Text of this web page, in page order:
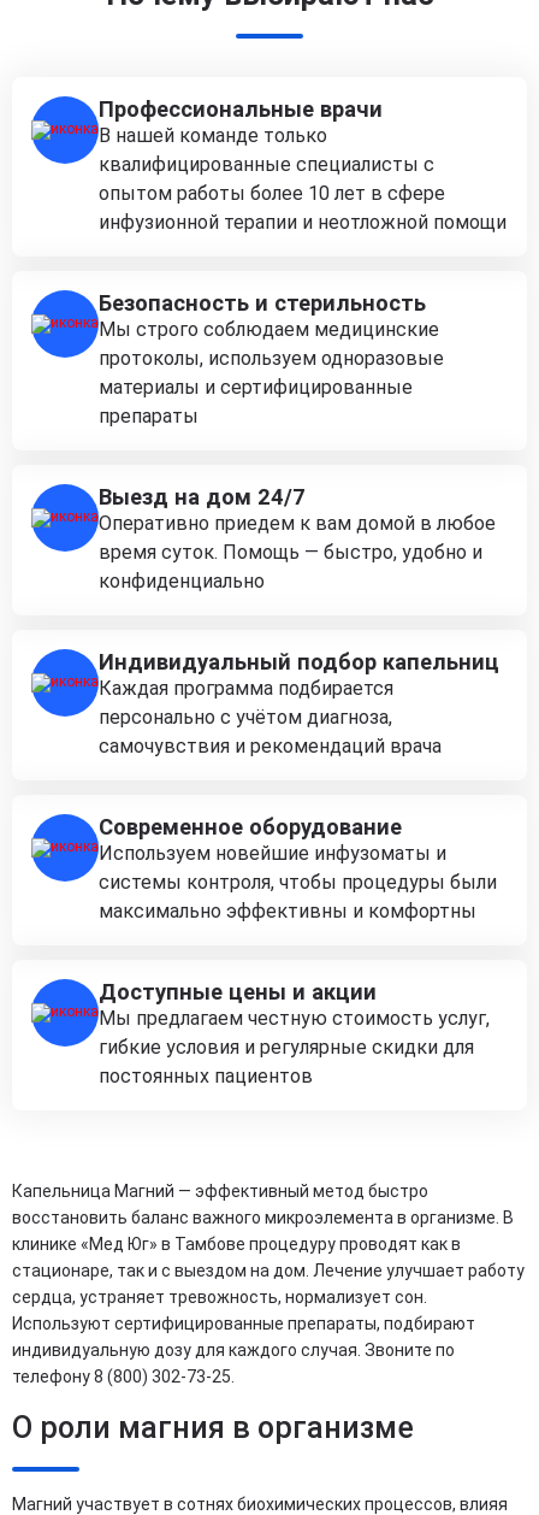
Профессиональные врачи
В нашей команде только
квалифицированные специалисты с
опытом работы более 10 лет в сфере
инфузионной терапии и неотложной помощи
Безопасность и стерильность
Мы строго соблюдаем медицинские
протоколы, используем одноразовые
материалы и сертифицированные
препараты
Выезд на дом 24/7
Оперативно приедем к вам домой в любое
время суток. Помощь — быстро, удобно и
конфиденциально
Индивидуальный подбор капельниц
Каждая программа подбирается
персонально с учётом диагноза,
самочувствия и рекомендаций врача
Современное оборудование
Используем новейшие инфузоматы и
системы контроля, чтобы процедуры были
максимально эффективны и комфортны
Доступные цены и акции
Мы предлагаем честную стоимость услуг,
гибкие условия и регулярные скидки для
постоянных пациентов
Капельница Магний — эффективный метод быстро
восстановить баланс важного микроэлемента в организме. В
клинике «Мед Юг» в Тамбове процедуру проводят как в
стационаре, так и с выездом на дом. Лечение улучшает работу
сердца, устраняет тревожность, нормализует сон.
Используют сертифицированные препараты, подбирают
индивидуальную дозу для каждого случая. Звоните по
телефону 8 (800) 302-73-25.
О роли магния в организме
Магний участвует в сотнях биохимических процессов, влияя